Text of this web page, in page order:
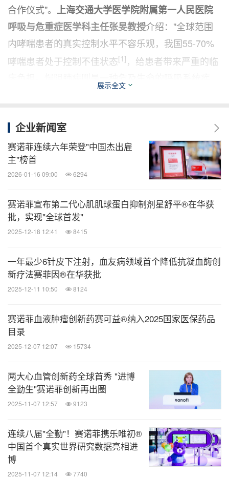
合作仪式"。 上海交通大学医学院附属第一人民医院
呼吸与危重症医学科主任张旻教授介绍："全球范围
内哮喘患者的真实控制水平不容乐观，我国55-70%
哮喘患者处于控制不佳状态[1]，给患者带来严重的临
病，我国慢阻肺病位列死因排序第3位和疾病负担第3
[2]，[3]。而生物制剂达必妥
等创新疗法的出现和应用
可谓恰逢其时，将推动我国慢性呼吸系统疾病防治迈
上精准诊疗的新篇章。"
上海交通大学医学院附属第一人民医院呼吸与危重症
此外，赛诺菲展台上还展示了"一口气辨别气道炎
症"的呼出气一氧化氮（FeNO）互动体验装置：
气道炎症指数视听体验以及数据解读等环节的互动体
验平台，通过多媒体体验与科普讲解，从而提升公众
对气道炎症和规范治疗的认知，帮助体验者（患者）
展示全文
企业新闻室
赛诺菲连续六年荣登"中国杰出雇
主"榜首
2026-01-16 09:00 6294
赛诺菲宣布第二代心肌肌球蛋白抑制剂星舒平®在华获
批，实现"全球首发"
2025-12-18 12:41 8415
一年最少6针皮下注射，血友病领域首个降低抗凝血酶创
新疗法赛菲因®在华获批
2025-12-11 10:50 8124
赛诺菲血液肿瘤创新药赛可益®纳入2025国家医保药品
目录
2025-12-07 12:07 15734
两大心血管创新药全球首秀 "进博
全勤生"赛诺菲创新再出圈
2025-11-07 12:57 9123
连续八届"全勤"！赛诺菲携乐唯初®
中国首个真实世界研究数据亮相进
博
2025-11-07 12:14 7740